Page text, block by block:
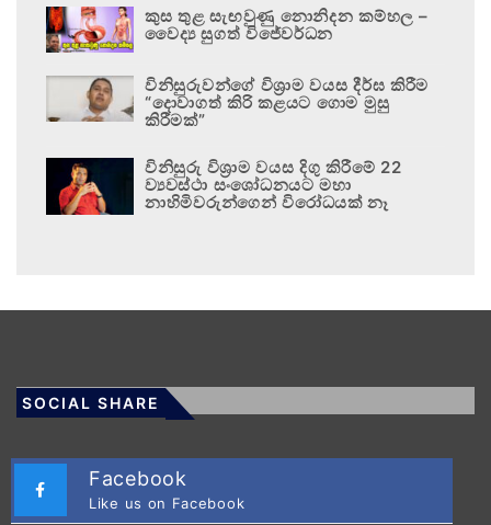
කුස තුළ සැඟවුණු නොනිදන කම්හල –
වෛද්‍ය සුගත් විජේවර්ධන
විනිසුරුවන්ගේ විශ්‍රාම වයස දීර්ඝ කිරීම
“දොවාගත් කිරි කළයට ගොම මුසු
කිරීමක්”
විනිසුරු විශ්‍රාම වයස දිගු කිරීමේ 22
ව්‍යවස්ථා සංශෝධනයට මහා
නාහිමිවරුන්ගෙන් විරෝධයක් නෑ
SOCIAL SHARE
Facebook
Like us on Facebook